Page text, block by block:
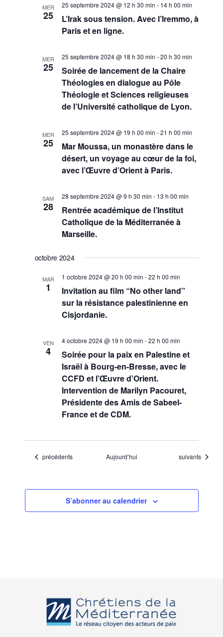
MER
25
L’Irak sous tension. Avec l’Iremmo, à
Paris et en ligne.
25 septembre 2024 @ 12 h 30 min - 14 h 00 min
MER
25
Soirée de lancement de la Chaire
Théologies en dialogue au Pôle
Théologie et Sciences religieuses
de l’Université catholique de Lyon.
25 septembre 2024 @ 18 h 30 min -20 h 30 min
MER
25
Mar Moussa, un monastère dans le
désert, un voyage au cœur de la foi,
avec l’Œuvre d’Orient à Paris.
25 septembre 2024 @ 19 h 00 min -21 h 00 min
SAM
28
Rentrée académique de l’Institut
Catholique de la Méditerranée à
Marseille.
28 septembre 2024 @ 9 h 30 min - 13 h 00 min
octobre 2024
MAR
1
Invitation au film “No other land”
sur la résistance palestinienne en
Cisjordanie.
1 octobre 2024 @ 20 h 00 min -22 h 00 min
VEN
4
Soirée pour la paix en Palestine et
Israël à Bourg-en-Bresse, avec le
CCFD et l’Œuvre d’Orient.
Intervention de Marilyn Pacouret,
Présidente des Amis de Sabeel-
France et de CDM.
4 octobre 2024 @ 19 h 00 min -22 h 00 min
Évènements
précédents Aujourd’hui Évènements
suivants
S’abonner au calendrier